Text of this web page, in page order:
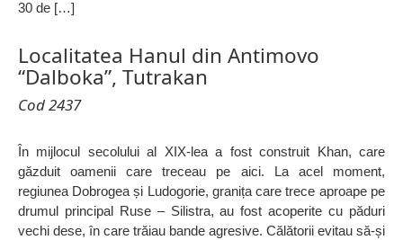
30 de […]
Localitatea Hanul din Antimovo
“Dalboka”, Tutrakan
Cod 2437
În mijlocul secolului al XIX-lea a fost construit Khan, care
găzduit oamenii care treceau pe aici. La acel moment,
regiunea Dobrogea și Ludogorie, granița care trece aproape pe
drumul principal Ruse – Silistra, au fost acoperite cu păduri
vechi dese, în care trăiau bande agresive. Călătorii evitau să-și